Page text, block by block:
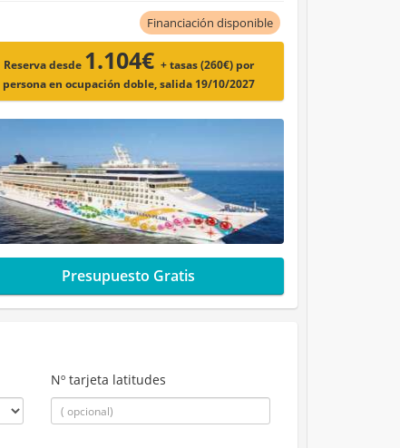
Financiación disponible
Reserva desde 1.104€ + tasas (260€) por
persona en ocupación doble, salida 19/10/2027
Presupuesto Gratis
Nº tarjeta latitudes